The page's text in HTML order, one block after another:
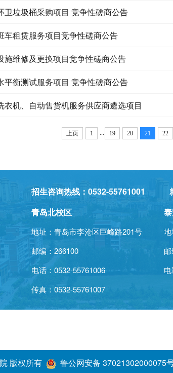
卫垃圾桶采购项目 竞争性磋商公告
车租赁服务项目竞争性磋商公告
施维修及更换项目竞争性磋商公告
平衡测试服务项目 竞争性磋商公告
衣机、自动售货机服务供应商遴选项目
上页 1 19 20 21 22
招生咨询热线：0532-55761001 就
青岛北校区
地址：青岛市李沧区巨峰路201号
邮编：266100
电话：0532-55761006
传真：0532-55761007
版权所有 鲁公网安备 37021302000075